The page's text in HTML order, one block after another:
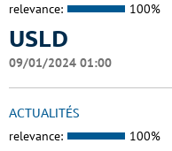
relevance: 100%
USLD
09/01/2024 01:00
ACTUALITÉS
relevance: 100%